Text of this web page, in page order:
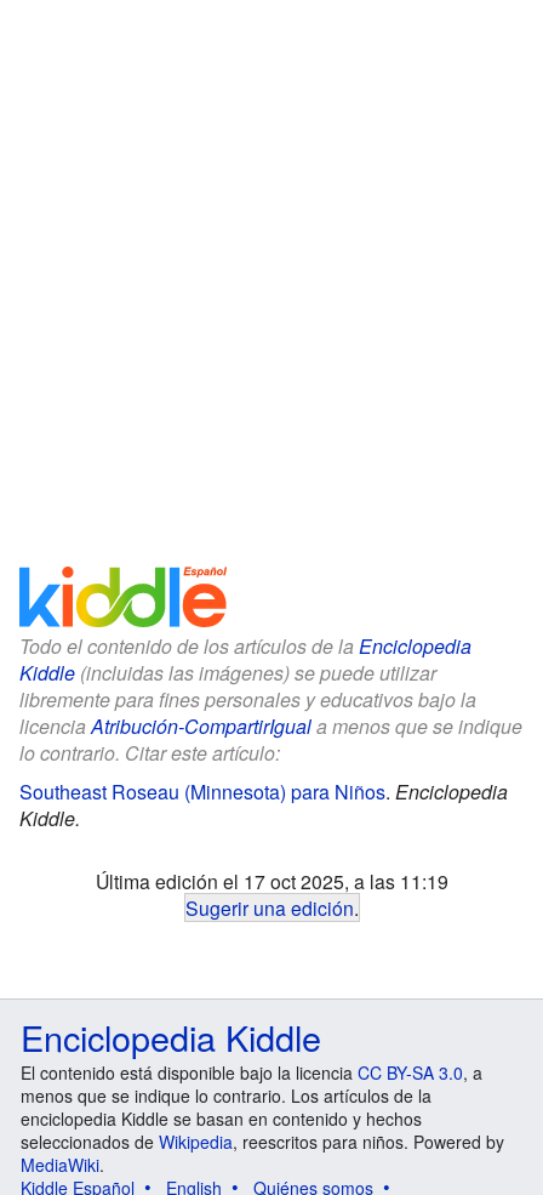
Todo el contenido de los artículos de la Enciclopedia
Kiddle (incluidas las imágenes) se puede utilizar
libremente para fines personales y educativos bajo la
licenciaAtribución-CompartirIguala menos que se indique
lo contrario. Citar este artículo:
Southeast Roseau (Minnesota) para Niños. Enciclopedia
Kiddle.
Última edición el 17 oct 2025, a las 11:19
Sugerir una edición.
Enciclopedia Kiddle
El contenido está disponible bajo la licencia CC BY-SA 3.0, a
menos que se indique lo contrario. Los artículos de la
enciclopedia Kiddle se basan en contenido y hechos
seleccionados de Wikipedia, reescritos para niños. Powered by
MediaWiki.
Kiddle Español
English Quiénes somos